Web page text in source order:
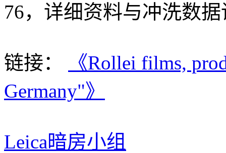
76，详细资料与冲洗数
链接：
《Rollei films,
Germany"》
Leica暗房小组